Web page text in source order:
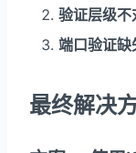
验证层级不
端口验证缺
最终解决